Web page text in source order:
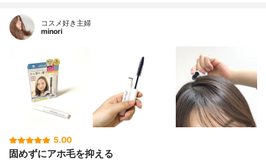
コスメ好き主婦
minori
5.00
固めずにアホ毛を抑える